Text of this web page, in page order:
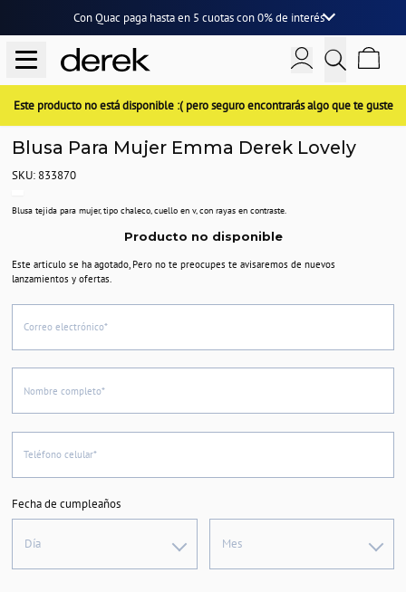
Con Quac paga hasta en 5 cuotascon0% de interés
Este producto no está disponible :( pero seguro encontrarás algo que te guste
Blusa Para Mujer Emma Derek Lovely
SKU: 833870
Blusa tejida para mujer, tipo chaleco, cuello en v, con rayas en contraste.
Producto no disponible
Este articulo se ha agotado, Pero no te preocupes te avisaremos de nuevos
lanzamientos y ofertas.
Correo electrónico*
Nombre completo*
Teléfono celular*
Fecha de cumpleaños
Día Mes